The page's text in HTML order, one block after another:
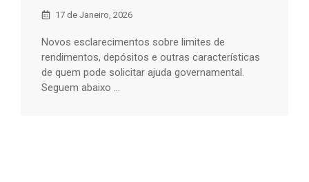
17 de Janeiro, 2026
Novos esclarecimentos sobre limites de
rendimentos, depósitos e outras características
de quem pode solicitar ajuda governamental.
Seguem abaixo ...